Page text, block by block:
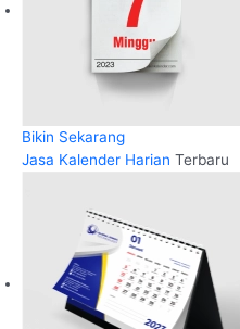
Bikin Sekarang
Jasa Kalender Harian Terbaru